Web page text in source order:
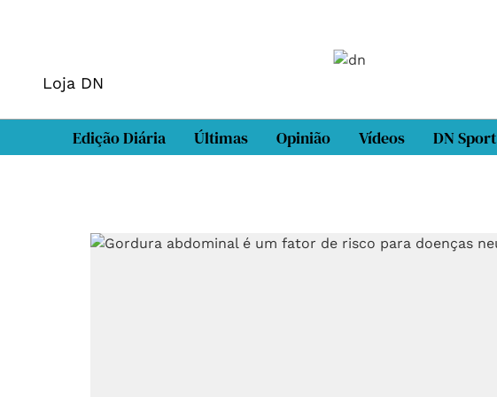
Loja DN
Edição Diária Últimas Opinião Vídeos DN Sport